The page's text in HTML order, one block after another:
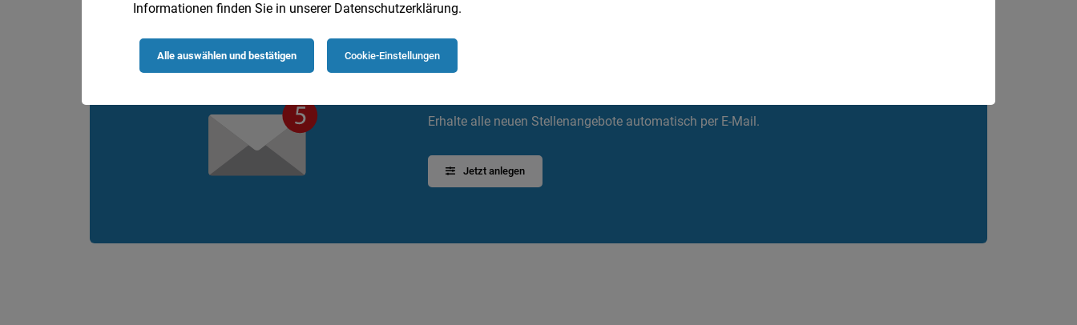
Erhalte alle neuen Stellenangebote automatisch per E-Mail.
Jetzt anlegen
Informationen finden Sie in unserer Datenschutzerklärung.
Alle auswählen und bestätigen Cookie-Einstellungen